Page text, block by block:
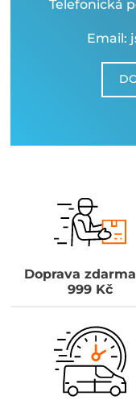
Telefonická
Email:
Doprava
999 Kč